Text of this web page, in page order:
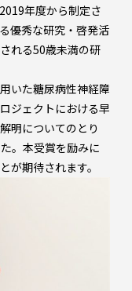
年度から制定さ
優秀な研究・啓発活
れる50歳未満の研
いた糖尿病性神経障
ジェクトにおける早
明についてのとり
。本受賞を励みに
が期待されます。